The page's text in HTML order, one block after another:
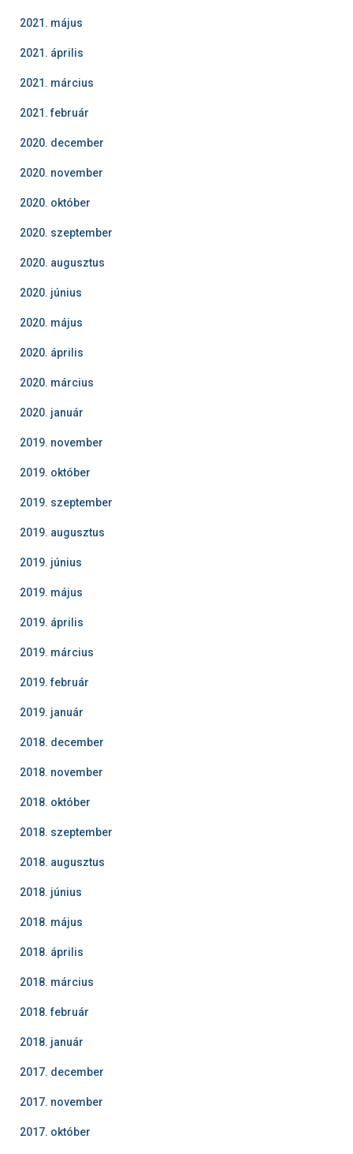
2021. május
2021. április
2021. március
2021. február
2020. december
2020. november
2020. október
2020. szeptember
2020. augusztus
2020. június
2020. május
2020. április
2020. március
2020. január
2019. november
2019. október
2019. szeptember
2019. augusztus
2019. június
2019. május
2019. április
2019. március
2019. február
2019. január
2018. december
2018. november
2018. október
2018. szeptember
2018. augusztus
2018. június
2018. május
2018. április
2018. március
2018. február
2018. január
2017. december
2017. november
2017. október